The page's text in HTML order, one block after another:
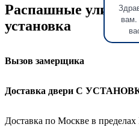
Распашные
установка
Вызов замерщика
Доставка двери С
Доставка по Москве в